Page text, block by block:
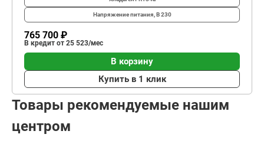
Напряжение питания, В230
765 700 ₽
В кредит от 25 523/мес
В корзину
Купить в 1 клик
Товары рекомендуемые нашим
центром